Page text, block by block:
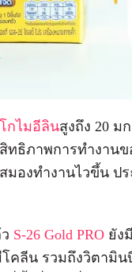
กไมอีลินสูงถึง 20 ม
ทธิภาพการทำงาน
องทำงานไวขึ้น ป
S-26 Gold PRO ยัง
โคลีน รวมถึงวิตามิ